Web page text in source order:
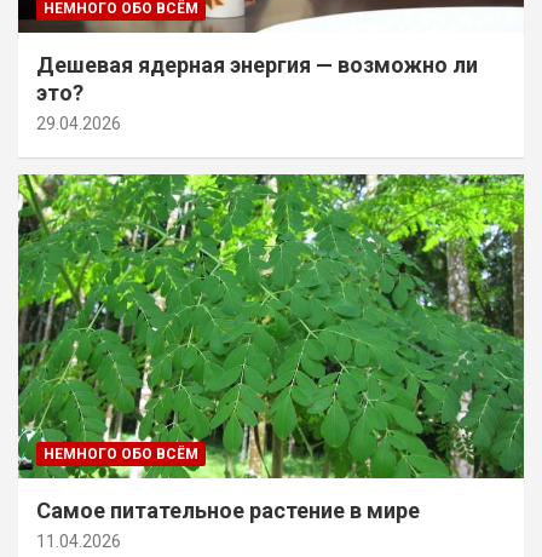
НЕМНОГО ОБО ВСЁМ
Дешевая ядерная энергия — возможно ли
это?
29.04.2026
НЕМНОГО ОБО ВСЁМ
Самое питательное растение в мире
11.04.2026